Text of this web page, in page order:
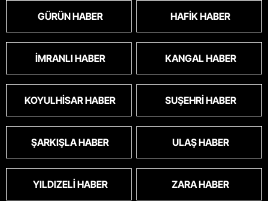
GÜRÜN HABER HAFIK HABER
İMRANLI HABER KANGAL HABER
KOYULHISAR HABER SUŞEHRI HABER
ŞARKIŞLA HABER ULAŞ HABER
YILDIZELI HABER ZARA HABER